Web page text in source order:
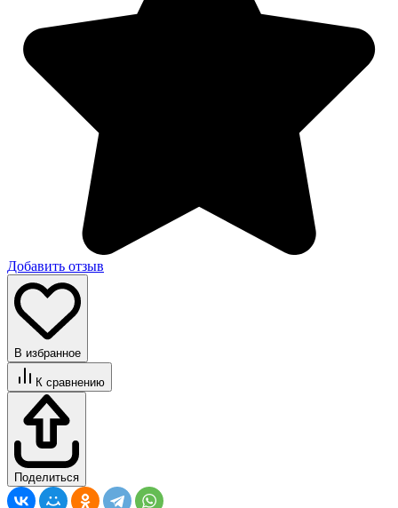
Добавить отзыв
В избранное
К сравнению
Поделиться